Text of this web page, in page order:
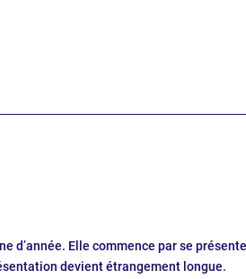
d’année. Elle commence par se
devient étrangement longue.